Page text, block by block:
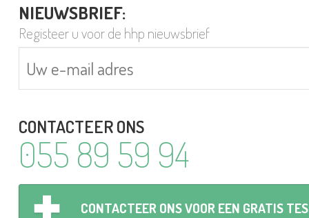
NIEUWSBRIEF:
Registeer u voor de hhp nieuwsbrief
CONTACTEER ONS
055 89 59 94
CONTACTEER ONS VOOR EEN GRATIS